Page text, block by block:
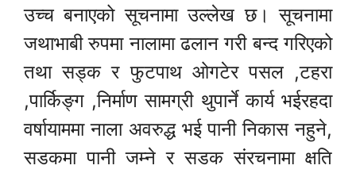
उच्च बनाएको सूचनामा उल्लेख छ। सूचनामा
जथाभाबी रुपमा नालामा ढलान गरी बन्द गरिएको
तथा सड्क र फुटपाथ ओगटेर पसल ,टहरा
,पार्किङ्ग ,निर्माण सामग्री थुपार्ने कार्य भईरहदा
वर्षायाममा नाला अवरुद्ध भई पानी निकास नहुने,
सडकमा पानी जम्ने र सडक संरचनामा क्षति